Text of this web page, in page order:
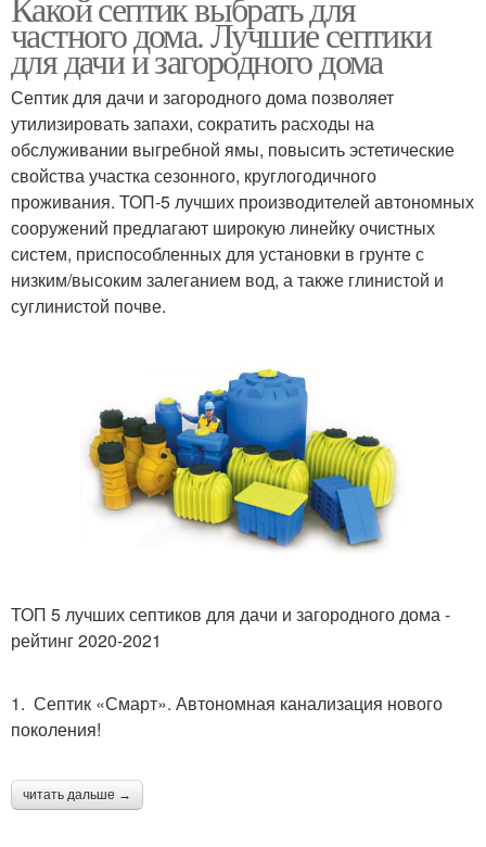
частного дома. Лучшие септики
для дачи и загородного дома
Септик для дачи и загородного дома позволяет
утилизировать запахи, сократить расходы на
обслуживании выгребной ямы, повысить эстетические
свойства участка сезонного, круглогодичного
проживания. ТОП-5 лучших производителей автономных
сооружений предлагают широкую линейку очистных
систем, приспособленных для установки в грунте с
низким/высоким залеганием вод, а также глинистой и
суглинистой почве.
ТОП 5 лучших септиков для дачи и загородного дома -
рейтинг 2020-2021
1. Септик «Смарт». Автономная канализация нового
поколения!
читать дальше →